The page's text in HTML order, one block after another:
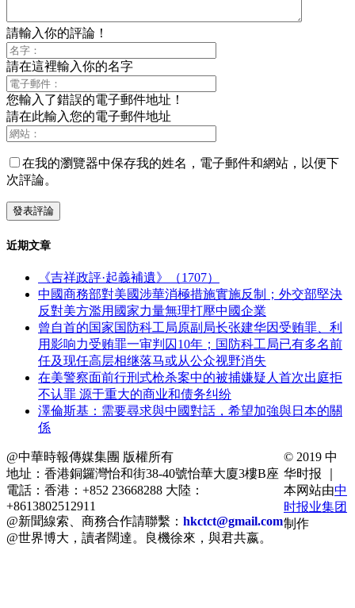
請輸入你的評論！
請在這裡輸入你的名字
您輸入了錯誤的電子郵件地址！
請在此輸入您的電子郵件地址
在我的瀏覽器中保存我的姓名，電子郵件和網站，以便下
次評論。
近期文章
《吉祥政評·起義補遺》（1707）
中國商務部對美國涉華消極措施實施反制；外交部堅決
反對美方濫用國家力量無理打壓中國企業
曾自首的国家国防科工局原副局长张建华因受贿罪、利
用影响力受贿罪一审判囚10年；国防科工局已有多名前
任及现任高层相继落马或从公众视野消失
在美警察面前行刑式枪杀案中的被捕嫌疑人首次出庭拒
不认罪 源于重大的商业和债务纠纷
澤倫斯基：需要尋求與中國對話，希望加強與日本的關
係
@中華時報傳媒集團 版權所有
地址：香港銅鑼灣怡和街38-40號怡華大廈3樓B座
電話：香港：+852 23668288 大陸：
+8613802512911
@新聞線索、商務合作請聯繫： hkctct@gmail.com
@世界博大，讀者闊達。良機徐來，與君共嬴。
© 2019 中
华时报 ｜
本网站由中
时报业集团
制作